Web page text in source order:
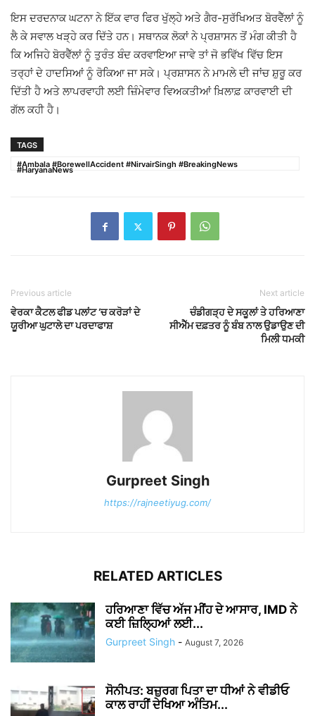
ਇਸ ਦਰਦਨਾਕ ਘਟਨਾ ਨੇ ਇੱਕ ਵਾਰ ਫਿਰ ਖੁੱਲ੍ਹੇ ਅਤੇ ਗੈਰ-ਸੁਰੱਖਿਅਤ ਬੋਰਵੈੱਲਾਂ ਨੂੰ
ਲੈ ਕੇ ਸਵਾਲ ਖੜ੍ਹੇ ਕਰ ਦਿੱਤੇ ਹਨ। ਸਥਾਨਕ ਲੋਕਾਂ ਨੇ ਪ੍ਰਸ਼ਾਸਨ ਤੋਂ ਮੰਗ ਕੀਤੀ ਹੈ
ਕਿ ਅਜਿਹੇ ਬੋਰਵੈੱਲਾਂ ਨੂੰ ਤੁਰੰਤ ਬੰਦ ਕਰਵਾਇਆ ਜਾਵੇ ਤਾਂ ਜੋ ਭਵਿੱਖ ਵਿੱਚ ਇਸ
ਤਰ੍ਹਾਂ ਦੇ ਹਾਦਸਿਆਂ ਨੂੰ ਰੋਕਿਆ ਜਾ ਸਕੇ। ਪ੍ਰਸ਼ਾਸਨ ਨੇ ਮਾਮਲੇ ਦੀ ਜਾਂਚ ਸ਼ੁਰੂ ਕਰ
ਦਿੱਤੀ ਹੈ ਅਤੇ ਲਾਪਰਵਾਹੀ ਲਈ ਜ਼ਿੰਮੇਵਾਰ ਵਿਅਕਤੀਆਂ ਖ਼ਿਲਾਫ਼ ਕਾਰਵਾਈ ਦੀ
ਗੱਲ ਕਹੀ ਹੈ।
TAGS
#Ambala #BorewellAccident #NirvairSingh #BreakingNews
#HaryanaNews
Previous article
ਵੇਰਕਾ ਕੈਟਲ ਫੀਡ ਪਲਾਂਟ ‘ਚ ਕਰੋੜਾਂ ਦੇ
ਯੂਰੀਆ ਘੁਟਾਲੇ ਦਾ ਪਰਦਾਫਾਸ਼
Next article
ਚੰਡੀਗੜ੍ਹ ਦੇ ਸਕੂਲਾਂ ਤੇ ਹਰਿਆਣਾ
ਸੀਐੱਮ ਦਫ਼ਤਰ ਨੂੰ ਬੰਬ ਨਾਲ ਉਡਾਉਣ ਦੀ
ਮਿਲੀ ਧਮਕੀ
Gurpreet Singh
https://rajneetiyug.com/
RELATED ARTICLES
ਹਰਿਆਣਾ ਵਿੱਚ ਅੱਜ ਮੀਂਹ ਦੇ ਆਸਾਰ, IMD ਨੇ
ਕਈ ਜ਼ਿਲ੍ਹਿਆਂ ਲਈ...
Gurpreet Singh - August 7, 2026
ਸੋਨੀਪਤ: ਬਜ਼ੁਰਗ ਪਿਤਾ ਦਾ ਧੀਆਂ ਨੇ ਵੀਡੀਓ
ਕਾਲ ਰਾਹੀਂ ਦੇਖਿਆ ਅੰਤਿਮ...